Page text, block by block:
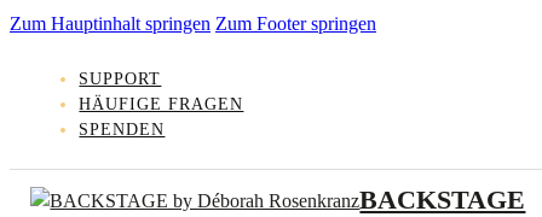
Zum Hauptinhalt springen Zum Footer springen
SUPPORT
HÄUFIGE FRAGEN
SPENDEN
BACKSTAGE